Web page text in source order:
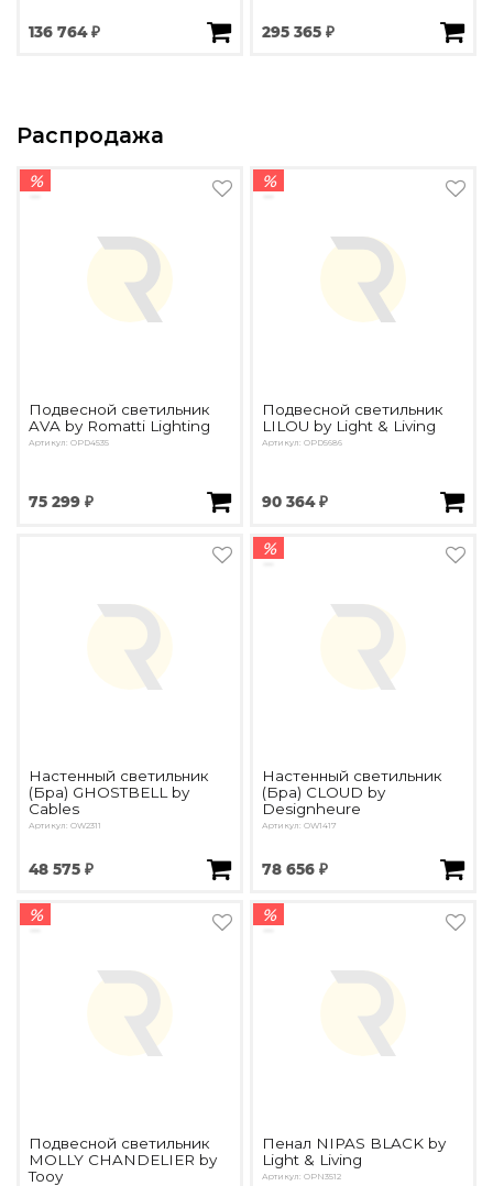
136 764 ₽ 295 365 ₽
Распродажа
%
Подвесной светильник
AVA by Romatti Lighting
Артикул: OPD4535
75 299 ₽
%
Подвесной светильник
LILOU by Light & Living
Артикул: OPD5686
90 364 ₽
Настенный светильник
(Бра) GHOSTBELL by
Cables
Артикул: OW2311
48 575 ₽
%
Настенный светильник
(Бра) CLOUD by
Designheure
Артикул: OW1417
78 656 ₽
%
Подвесной светильник
MOLLY CHANDELIER by
Tooy
%
Пенал NIPAS BLACK by
Light & Living
Артикул: OPN3512